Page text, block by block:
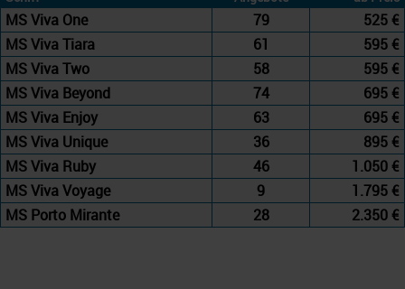
MS Viva One 79
525 €
MS Viva Tiara
61
595 €
MS Viva Two
58
595 €
MS Viva Beyond
74
695 €
MS Viva Enjoy
63
695 €
MS Viva Unique
36
895 €
MS Viva Ruby
46
1.050 €
MS Viva Voyage
9
1.795 €
MS Porto Mirante
28 2.350 €